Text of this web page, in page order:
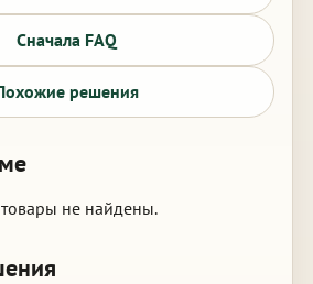
Сначала FAQ
решения
не найдены.